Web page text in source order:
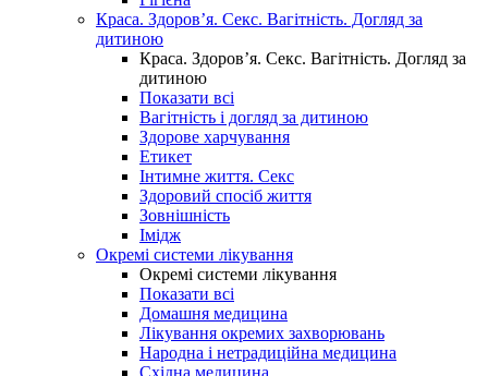
Краса. Здоров’я. Секс. Вагітність. Догляд за
дитиною
Краса. Здоров’я. Секс. Вагітність. Догляд за
дитиною
Показати всі
Вагітність і догляд за дитиною
Здорове харчування
Етикет
Інтимне життя. Секс
Здоровий спосіб життя
Зовнішність
Імідж
Окремі системи лікування
Окремі системи лікування
Показати всі
Домашня медицина
Лікування окремих захворювань
Народна і нетрадиційна медицина
Східна медицина